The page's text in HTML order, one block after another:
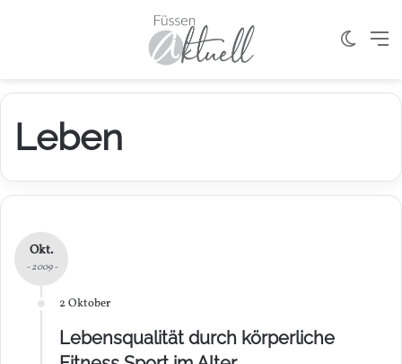
Skin
Leben
Okt.
- 2009 -
2 Oktober
Lebensqualität durch körperliche